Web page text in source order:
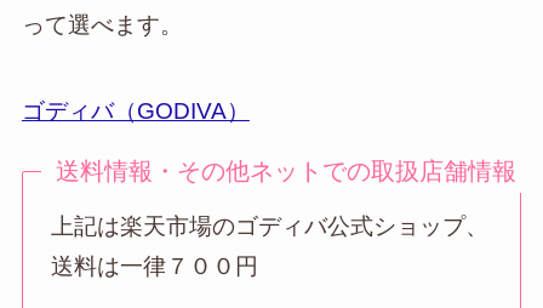
って選べます。
ゴディバ（GODIVA）
送料情報・その他ネットでの取扱店舗情報
上記は楽天市場のゴディバ公式ショップ、
送料は一律７００円